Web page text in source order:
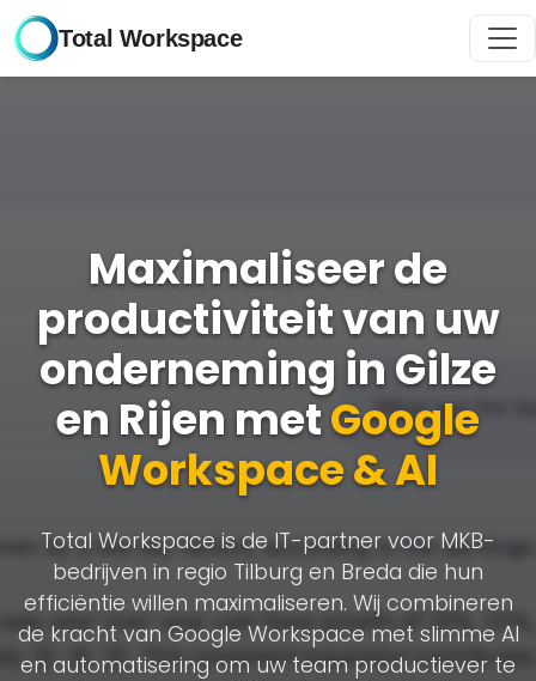
Total Workspace
Maximaliseer de
productiviteit van uw
onderneming in Gilze
en Rijen metGoogle
Workspace & AI
Total Workspace is de IT-partner voor MKB-
bedrijven in regio Tilburg en Breda die hun
efficiëntie willen maximaliseren. Wij combineren
de kracht van Google Workspace met slimme AI
en automatisering om uw team productiever te